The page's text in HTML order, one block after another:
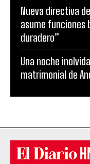
Nueva directiva
asume funciones
duradero”
Una noche
matrimonial de